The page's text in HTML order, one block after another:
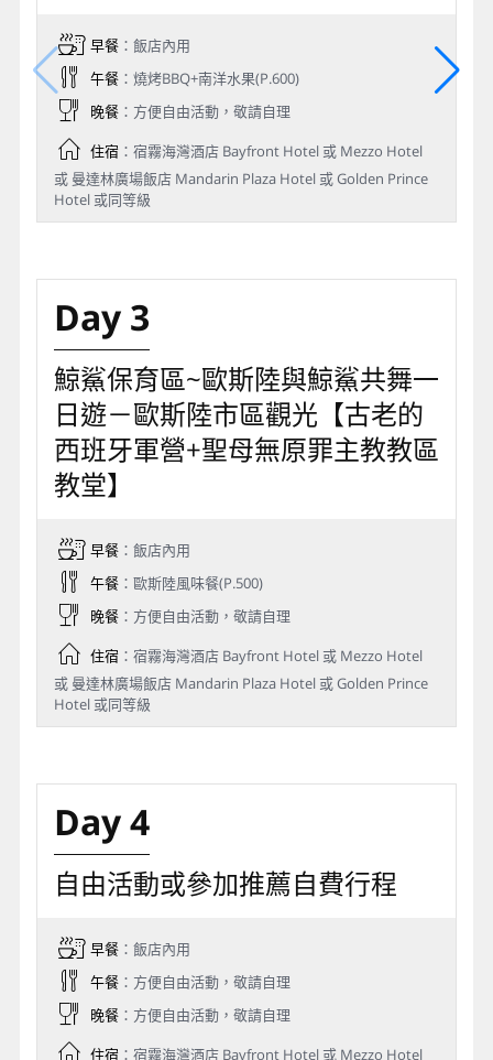
早餐：飯店內用
午餐：燒烤BBQ+南洋水果(P.600)
晚餐：方便自由活動，敬請自理
住宿：宿霧海灣酒店 Bayfront Hotel 或 Mezzo Hotel
或 曼達林廣場飯店 Mandarin Plaza Hotel 或 Golden Prince
Hotel 或同等級
Day 3
鯨鯊保育區~歐斯陸與鯨鯊共舞一
日遊－歐斯陸市區觀光【古老的
西班牙軍營+聖母無原罪主教教區
教堂】
早餐：飯店內用
午餐：歐斯陸風味餐(P.500)
晚餐：方便自由活動，敬請自理
住宿：宿霧海灣酒店 Bayfront Hotel 或 Mezzo Hotel
或 曼達林廣場飯店 Mandarin Plaza Hotel 或 Golden Prince
Hotel 或同等級
Day 4
自由活動或參加推薦自費行程
早餐：飯店內用
午餐：方便自由活動，敬請自理
晚餐：方便自由活動，敬請自理
住宿：宿霧海灣酒店 Bayfront Hotel 或 Mezzo Hotel